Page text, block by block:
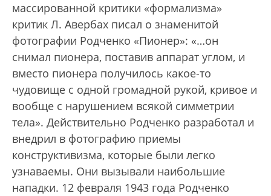
массированной критики «формализма»
критик Л. Авербах писал о знаменитой
фотографии Родченко «Пионер»: «…он
снимал пионера, поставив аппарат углом, и
вместо пионера получилось какое-то
чудовище с одной громадной рукой, кривое и
вообще с нарушением всякой симметрии
тела». Действительно Родченко разработал и
внедрил в фотографию приемы
конструктивизма, которые были легко
узнаваемы. Они вызывали наибольшие
нападки. 12 февраля 1943 года Родченко